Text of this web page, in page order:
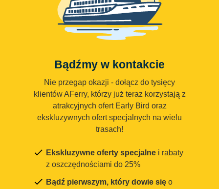
Bądźmy w kontakcie
Nie przegap okazji - dołącz do tysięcy
klientów AFerry, którzy już teraz korzystają z
atrakcyjnych ofert Early Bird oraz
ekskluzywnych ofert specjalnych na wielu
trasach!
Ekskluzywne oferty specjalne i rabaty
z oszczędnościami do 25%
Bądź pierwszym, który dowie się o